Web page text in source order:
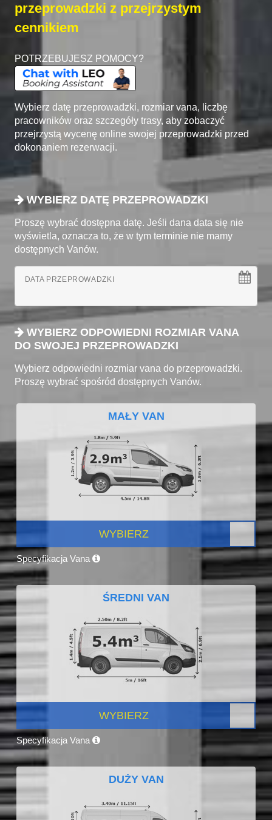
przeprowadzki z przejrzystym
cennikiem
POTRZEBUJESZ POMOCY?
Wybierz datę przeprowadzki, rozmiar vana, liczbę
pracowników oraz szczegóły trasy, aby zobaczyć
przejrzystą wycenę online swojej przeprowadzki przed
dokonaniem rezerwacji.
WYBIERZ DATĘ PRZEPROWADZKI
Proszę wybrać dostępna datę. Jeśli dana data się nie
wyświetla, oznacza to, że w tym terminie nie mamy
dostępnych Vanów.
DATA PRZEPROWADZKI
WYBIERZ ODPOWIEDNI ROZMIAR VANA
DO SWOJEJ PRZEPROWADZKI
Wybierz odpowiedni rozmiar vana do przeprowadzki.
Proszę wybrać spośród dostępnych Vanów.
MAŁY VAN
WYBIERZ
Specyfikacja Vana
ŚREDNI VAN
WYBIERZ
Specyfikacja Vana
DUŻY VAN